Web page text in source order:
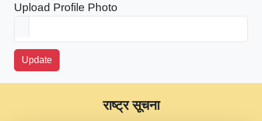
Upload Profile Photo
Update
राष्ट्र सूचना